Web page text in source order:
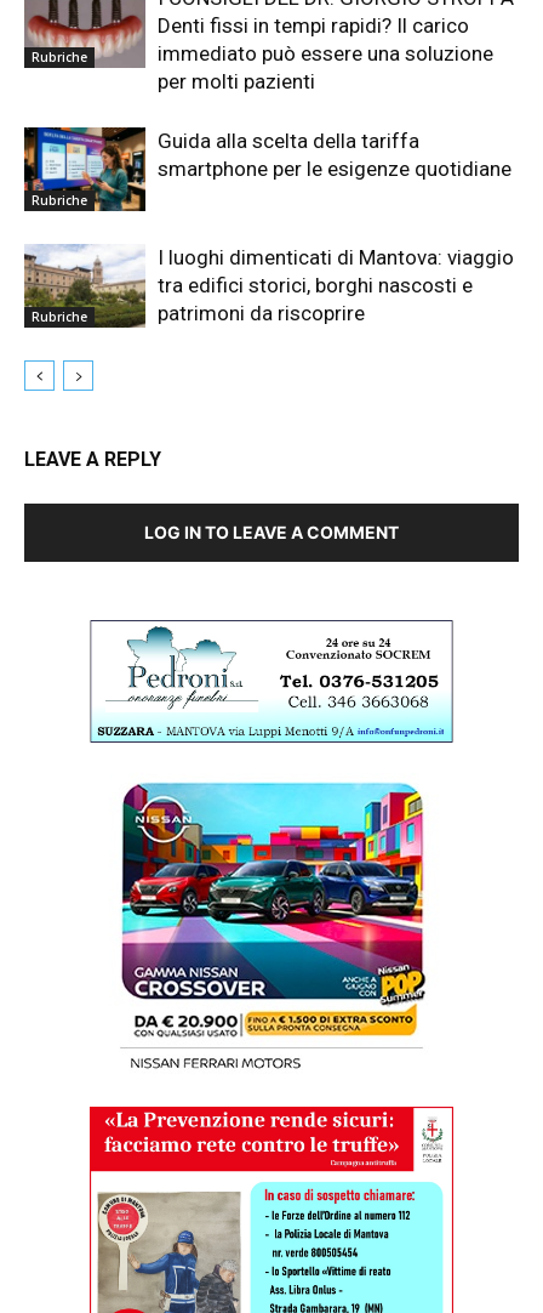
Rubriche
Denti fissi in tempi rapidi? Il carico
immediato può essere una soluzione
per molti pazienti
Rubriche
Guida alla scelta della tariffa
smartphone per le esigenze quotidiane
Rubriche
I luoghi dimenticati di Mantova: viaggio
tra edifici storici, borghi nascosti e
patrimoni da riscoprire
LEAVE A REPLY
LOG IN TO LEAVE A COMMENT